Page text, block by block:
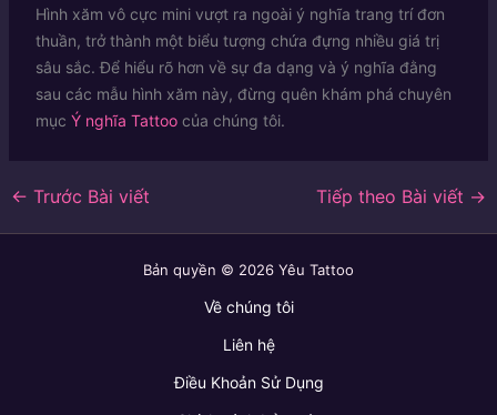
Hình xăm vô cực mini vượt ra ngoài ý nghĩa trang trí đơn
thuần, trở thành một biểu tượng chứa đựng nhiều giá trị
sâu sắc. Để hiểu rõ hơn về sự đa dạng và ý nghĩa đằng
sau các mẫu hình xăm này, đừng quên khám phá chuyên
mục Ý nghĩa Tattoocủa chúng tôi.
← Trước Bài viết Tiếp theo Bài viết →
Bản quyền © 2026 Yêu Tattoo
Về chúng tôi
Liên hệ
Điều Khoản Sử Dụng